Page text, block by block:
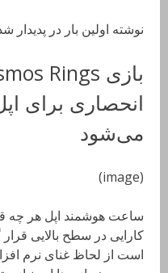
نوشته اولین بار در پدیدار
انحصاری برای
می‌شود
(image)
ساعت هوشمند اپل هر چه
کارایی در سطح بالایی قرار
است از لحاظ غنای نرم